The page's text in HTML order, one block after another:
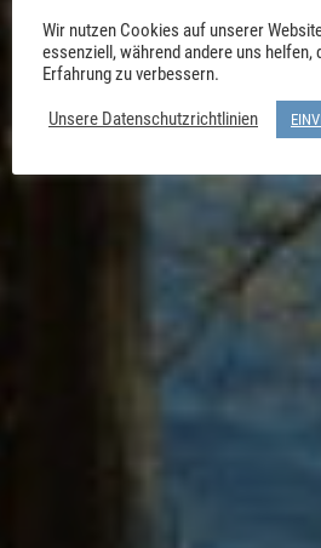
Wir nutzen Cookies auf unserer
essenziell, während andere uns helfen,
Erfahrung zu verbessern.
Unsere Datenschutzrichtlinien